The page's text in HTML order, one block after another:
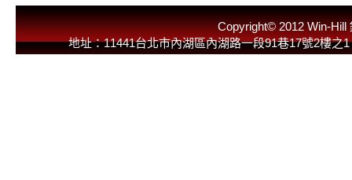
Copyright© 2012 Win-
地址：11441台北市內湖區內湖路一段91巷17號2樓